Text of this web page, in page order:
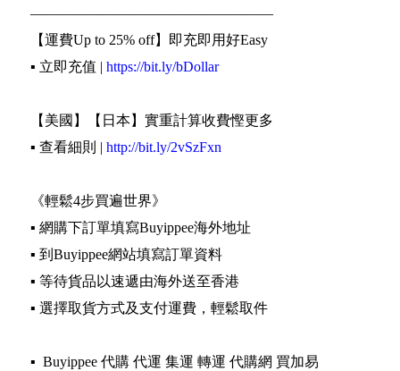
—————————————————
【運費Up to 25% off】即充即用好Easy
▪️ 立即充值 | https://bit.ly/bDollar
【美國】【日本】實重計算收費慳更多
▪️ 查看細則 | http://bit.ly/2vSzFxn
《輕鬆4步買遍世界》
▪️ 網購下訂單填寫Buyippee海外地址
▪️ 到Buyippee網站填寫訂單資料
▪️ 等待貨品以速遞由海外送至香港
▪️ 選擇取貨方式及支付運費，輕鬆取件
▪️ Buyippee 代購 代運 集運 轉運 代購網 買加易